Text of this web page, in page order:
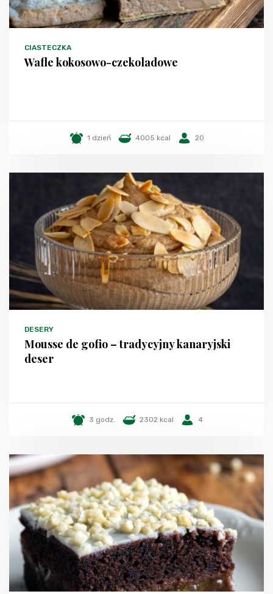
CIASTECZKA
Wafle kokosowo-czekoladowe
1 dzień 4005 kcal 20
DESERY
Mousse de gofio – tradycyjny kanaryjski
deser
3 godz. 2302 kcal 4